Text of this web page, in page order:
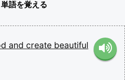
単語を覚える
and create beautiful